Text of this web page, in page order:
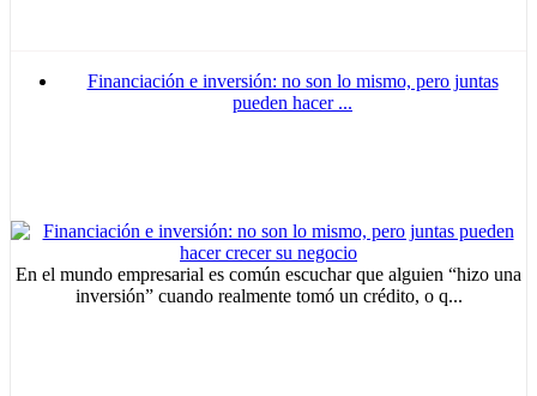
Financiación e inversión: no son lo mismo, pero juntas
pueden hacer ...
En el mundo empresarial es común escuchar que alguien “hizo una
inversión” cuando realmente tomó un crédito, o q...